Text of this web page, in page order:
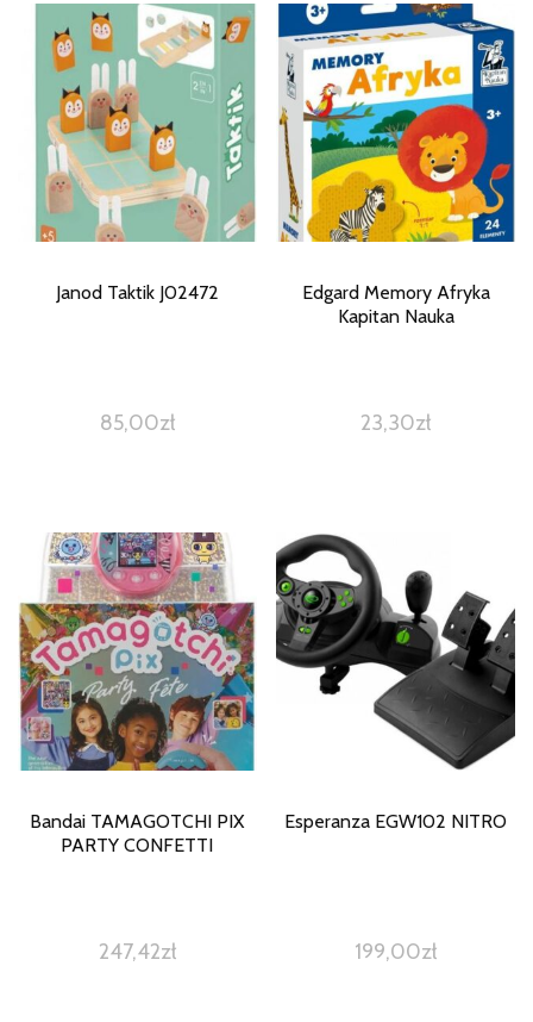
Janod Taktik J02472
85,00zł
Edgard Memory Afryka
Kapitan Nauka
23,30zł
Bandai TAMAGOTCHI PIX
PARTY CONFETTI
247,42zł
Esperanza EGW102 NITRO
199,00zł